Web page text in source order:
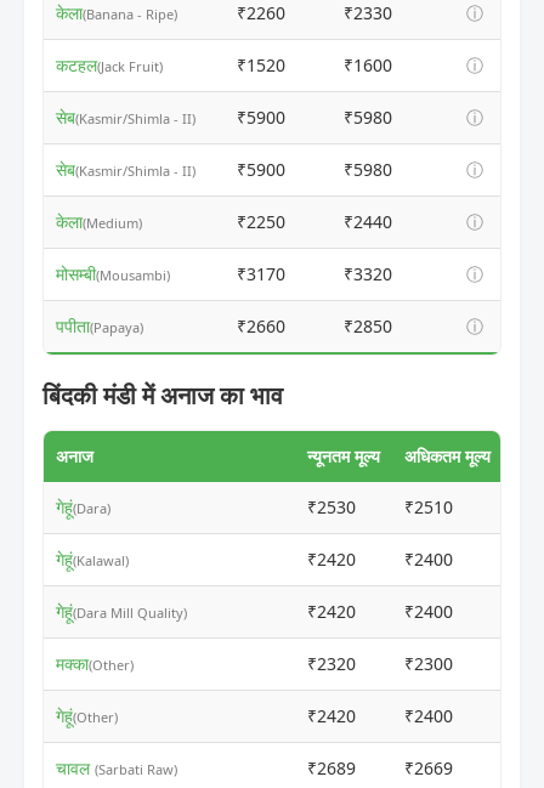
केला(Banana - Ripe) ₹2260 ₹2330 ⓘ
कटहल(Jack Fruit) ₹1520 ₹1600 ⓘ
सेब(Kasmir/Shimla - II) ₹5900 ₹5980 ⓘ
सेब(Kasmir/Shimla - II) ₹5900 ₹5980 ⓘ
केला(Medium) ₹2250 ₹2440 ⓘ
मोसम्बी(Mousambi) ₹3170 ₹3320 ⓘ
पपीता(Papaya) ₹2660 ₹2850 ⓘ
बिंदकी मंडी में अनाज का भाव
अनाज न्यूनतम मूल्य अधिकतम मूल्य
गेहूं(Dara) ₹2530 ₹2510
गेहूं(Kalawal) ₹2420 ₹2400
गेहूं(Dara Mill Quality) ₹2420 ₹2400
मक्का(Other) ₹2320 ₹2300
गेहूं(Other) ₹2420 ₹2400
चावल (Sarbati Raw) ₹2689 ₹2669